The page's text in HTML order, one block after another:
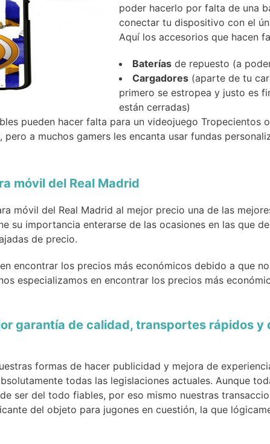
poder hacerlo por falta de una
conectar tu dispositivo con el
Aquí los accesorios que hacen
Baterías de repuesto (a
Cargadores (aparte de tu
primero se estropea y justo es
están cerradas)
pueden hacer falta para un videojuego Tropecientos
pero a muchos gamers les encanta usar fundas
móvil del Real Madrid
móvil del Real Madrid al mejor precio una de las
su importancia enterarse de las ocasiones en las que
de precio.
encontrar los precios más económicos debido a que
especializamos en encontrar los precios más
garantía de calidad, transportes rápidos y
formas de hacer publicidad y mejora de
todas las legislaciones actuales. Aunque
ser del todo fiables, por eso mismo nuestras
del objeto para jugones en cuestión, la que